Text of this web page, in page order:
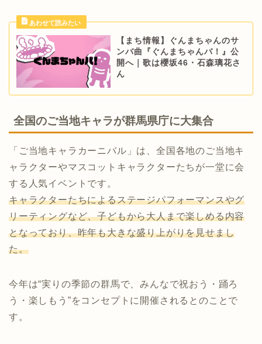
【まち情報】ぐんまちゃんのサ
ンバ曲『ぐんまちゃんバ！』公
開へ｜歌は櫻坂46・石森璃花さ
ん
全国のご当地キャラが群馬県庁に大集合
「ご当地キャラカーニバル」は、全国各地のご当地キ
ャラクターやマスコットキャラクターたちが一堂に会
する人気イベントです。
キャラクターたちによるステージパフォーマンスやグ
リーティングなど、子どもから大人まで楽しめる内容
となっており、昨年も大きな盛り上がりを見せまし
た。
今年は“実りの季節の群馬で、みんなで祝おう・踊ろ
う・楽しもう”をコンセプトに開催されるとのことで
す。